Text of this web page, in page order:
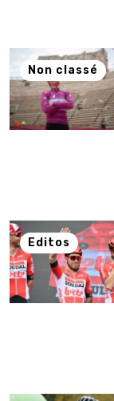
Non classé
Editos